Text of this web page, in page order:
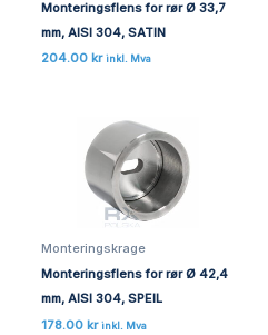
Monteringsflens for rør Ø 33,7
mm, AISI 304, SATIN
204.00 kr inkl. Mva
Monteringskrage
Monteringsflens for rør Ø 42,4
mm, AISI 304, SPEIL
178.00 kr inkl. Mva